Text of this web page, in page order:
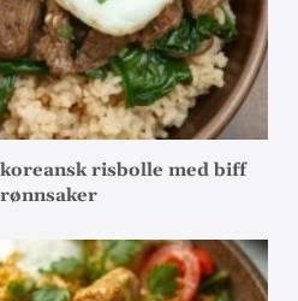
risbolle med biff